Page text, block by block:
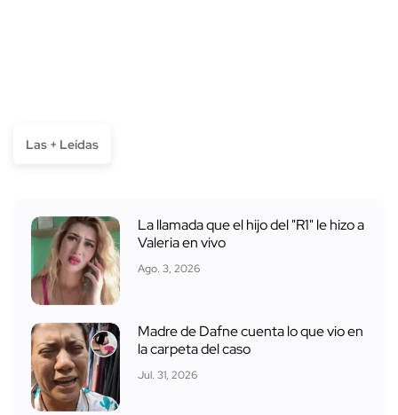
Las + Leídas
La llamada que el hijo del "R1" le hizo a
Valeria en vivo
Ago. 3, 2026
Madre de Dafne cuenta lo que vio en
la carpeta del caso
Jul. 31, 2026